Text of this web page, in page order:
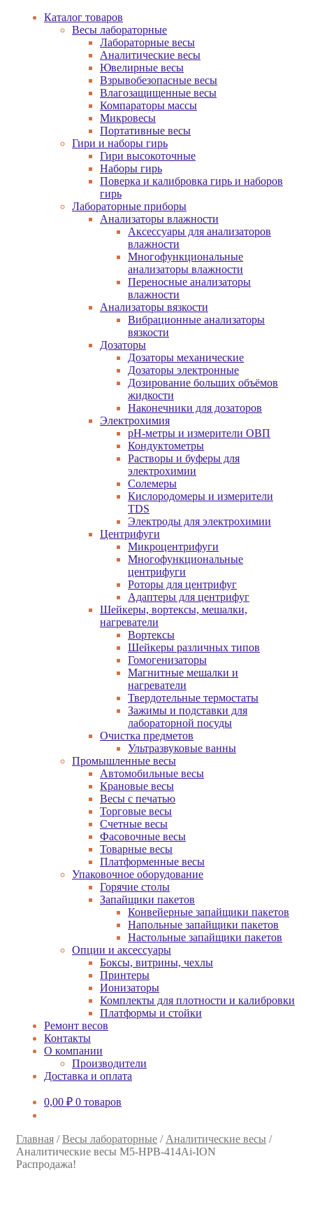
Каталог товаров
Весы лабораторные
Лабораторные весы
Аналитические весы
Ювелирные весы
Взрывобезопасные весы
Влагозащищенные весы
Компараторы массы
Микровесы
Портативные весы
Гири и наборы гирь
Гири высокоточные
Наборы гирь
Поверка и калибровка гирь и наборов
гирь
Лабораторные приборы
Анализаторы влажности
Аксессуары для анализаторов
влажности
Многофункциональные
анализаторы влажности
Переносные анализаторы
влажности
Анализаторы вязкости
Вибрационные анализаторы
вязкости
Дозаторы
Дозаторы механические
Дозаторы электронные
Дозирование больших объёмов
жидкости
Наконечники для дозаторов
Электрохимия
pH-метры и измерители ОВП
Кондуктометры
Растворы и буферы для
электрохимии
Солемеры
Кислородомеры и измерители
TDS
Электроды для электрохимии
Центрифуги
Микроцентрифуги
Многофункциональные
центрифуги
Роторы для центрифуг
Адаптеры для центрифуг
Шейкеры, вортексы, мешалки,
нагреватели
Вортексы
Шейкеры различных типов
Гомогенизаторы
Магнитные мешалки и
нагреватели
Твердотельные термостаты
Зажимы и подставки для
лабораторной посуды
Очистка предметов
Ультразвуковые ванны
Промышленные весы
Автомобильные весы
Крановые весы
Весы с печатью
Торговые весы
Счетные весы
Фасовочные весы
Товарные весы
Платформенные весы
Упаковочное оборудование
Горячие столы
Запайщики пакетов
Конвейерные запайщики пакетов
Напольные запайщики пакетов
Настольные запайщики пакетов
Опции и аксессуары
Боксы, витрины, чехлы
Принтеры
Ионизаторы
Комплекты для плотности и калибровки
Платформы и стойки
Ремонт весов
Контакты
О компании
Производители
Доставка и оплата
0,00 ₽ 0 товаров
Главная /Весы лабораторные / Аналитические весы /
Аналитические весы M5-HPB-414Ai-ION
Распродажа!